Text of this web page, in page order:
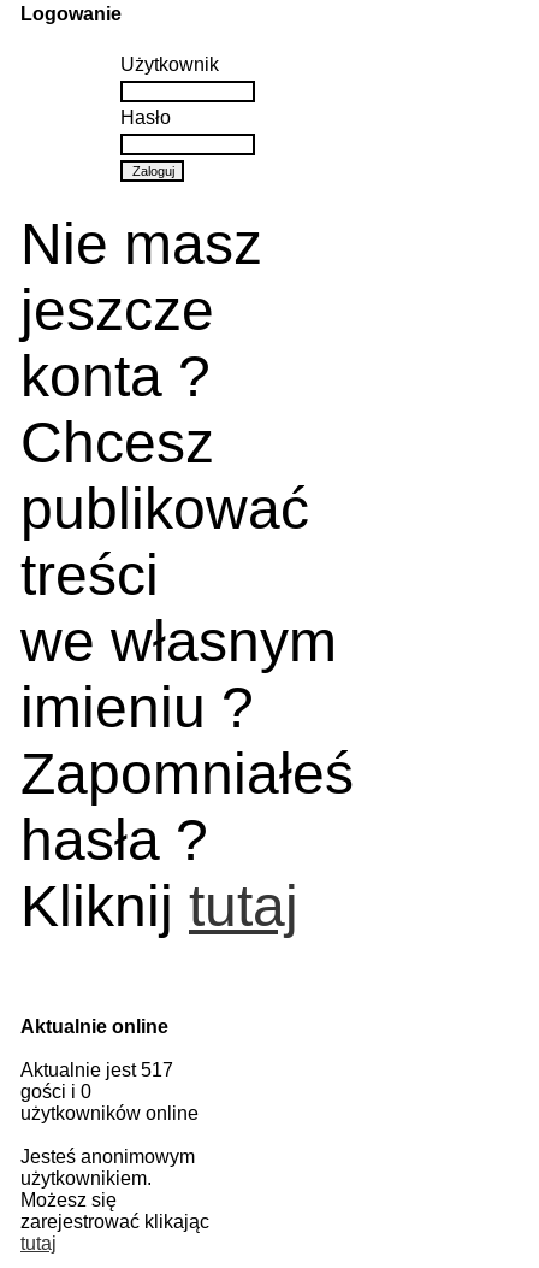
Logowanie
Użytkownik
Hasło
Nie masz
jeszcze
konta ?
Chcesz
publikować
treści
we własnym
imieniu ?
Zapomniałeś
hasła ?
Kliknij tutaj
Aktualnie online
Aktualnie jest 517
gości i 0
użytkowników online
Jesteś anonimowym
użytkownikiem.
Możesz się
zarejestrować klikając
tutaj